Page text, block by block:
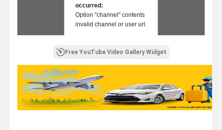
occurred:
Option "channel" contents
invalid channel or user url.
Free YouTube Video Gallery Widget